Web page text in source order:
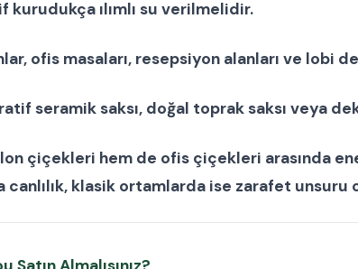
kurudukça ılımlı su verilmelidir.
ofis masaları, resepsiyon alanları ve lobi
seramik saksı, doğal toprak saksı veya
çiçekleri hem de ofis çiçekleri arasında
klasik ortamlarda ise zarafet unsuru